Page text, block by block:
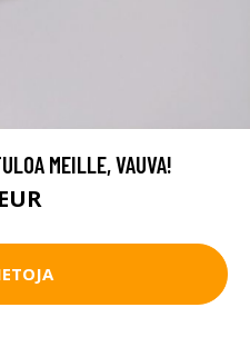
MEILLE, VAUVA!